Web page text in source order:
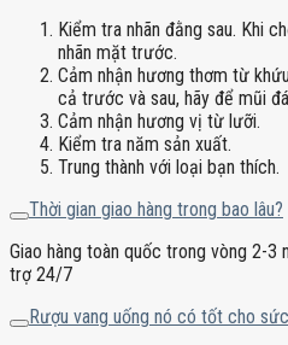
Kiểm tra nhãn đằng sau. Khi
nhãn mặt trước.
Cảm nhận hương thơm từ
cả trước và sau, hãy để mũi
Cảm nhận hương vị từ lưỡi.
Kiểm tra năm sản xuất.
Trung thành với loại bạn thích.
Thời gian giao hàng trong bao lâu?
Giao hàng toàn quốc trong vòng 2-3
trợ 24/7
Rượu vang uống nó có tốt cho